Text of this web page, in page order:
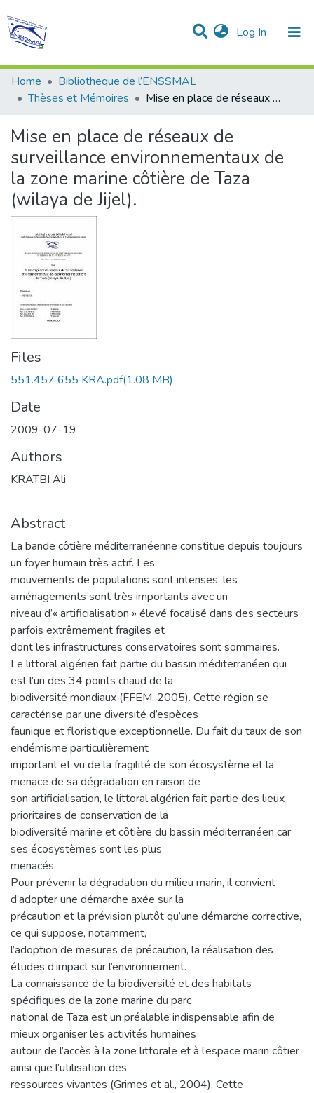
Log In (current)
Communities & Collections
Statistics
All of DSpace
Home
Bibliotheque de l’ENSSMAL
Thèses et Mémoires
Mise en place de réseaux de surveillance environnementaux de la zone marine côtière de Taza (wilaya de Jijel).
Mise en place de réseaux de
surveillance environnementaux de
la zone marine côtière de Taza
(wilaya de Jijel).
Files
551.457 655 KRA.pdf(1.08 MB)
Date
2009-07-19
Authors
KRATBI Ali
Abstract
La bande côtière méditerranéenne constitue depuis toujours
un foyer humain très actif. Les
mouvements de populations sont intenses, les
aménagements sont très importants avec un
niveau d’« artificialisation » élevé focalisé dans des secteurs
parfois extrêmement fragiles et
dont les infrastructures conservatoires sont sommaires.
Le littoral algérien fait partie du bassin méditerranéen qui
est l’un des 34 points chaud de la
biodiversité mondiaux (FFEM, 2005). Cette région se
caractérise par une diversité d’espèces
faunique et floristique exceptionnelle. Du fait du taux de son
endémisme particulièrement
important et vu de la fragilité de son écosystème et la
menace de sa dégradation en raison de
son artificialisation, le littoral algérien fait partie des lieux
prioritaires de conservation de la
biodiversité marine et côtière du bassin méditerranéen car
ses écosystèmes sont les plus
menacés.
Pour prévenir la dégradation du milieu marin, il convient
d’adopter une démarche axée sur la
précaution et la prévision plutôt qu’une démarche corrective,
ce qui suppose, notamment,
l’adoption de mesures de précaution, la réalisation des
études d’impact sur l’environnement.
La connaissance de la biodiversité et des habitats
spécifiques de la zone marine du parc
national de Taza est un préalable indispensable afin de
mieux organiser les activités humaines
autour de l’accès à la zone littorale et à l’espace marin côtier
ainsi que l’utilisation des
ressources vivantes (Grimes et al., 2004). Cette